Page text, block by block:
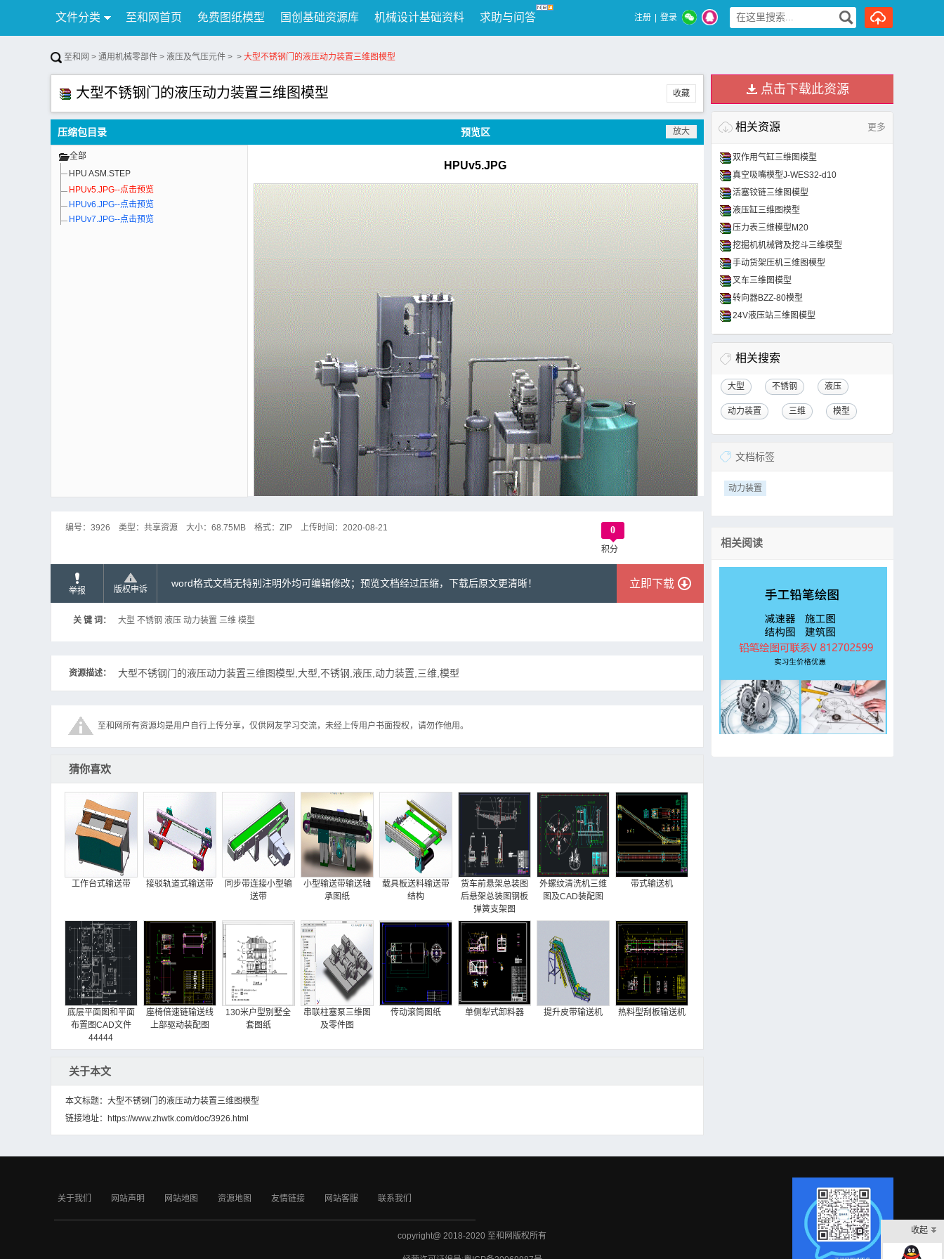
文件分类 至和网首页 免费图纸模型 国创基础资源库 机械设计基础资料 求助与问答
行业资讯 公告 联系我们
注册 登录
至和网 > 通用机械零部件 > 液压及气压元件 > > 大型不锈钢门的液压动力装置三维图模型
大型不锈钢门的液压动力装置三维图模型 收藏
压缩包目录 预览区
全部
HPU ASM.STEP
HPUv5.JPG--点击预览
HPUv6.JPG--点击预览
HPUv7.JPG--点击预览
HPUv5.JPG
编号： 3926 类型： 共享资源 大小： 68.75MB 格式： ZIP 上传时间： 2020-08-21 0
积分
举报 版权申诉
word格式文档无特别注明外均可编辑修改；预览文档经过压缩，下载后原文更清晰！ 立即下载
关 键 词： 大型 不锈钢 液压 动力装置 三维 模型
资源描述： 大型不锈钢门的液压动力装置三维图模型,大型,不锈钢,液压,动力装置,三维,模型
至和网所有资源均是用户自行上传分享，仅供网友学习交流，未经上传用户书面授权，请勿作他用。
猜你喜欢
工作台式输送带 接驳轨道式输送带
同步带连接小型输
送带
小型输送带输送轴
承图纸
载具板送料输送带
结构
货车前悬架总装图
后悬架总装图钢板
弹簧支架图
外螺纹清洗机三维
图及CAD装配图
带式输送机
底层平面图和平面
布置图CAD文件
44444
座椅倍速链输送线
上部驱动装配图
130米户型别墅全
套图纸
串联柱塞泵三维图
及零件图
传动滚筒图纸 单侧犁式卸料器 提升皮带输送机 热料型刮板输送机
关于本文
本文标题：大型不锈钢门的液压动力装置三维图模型
链接地址： https://www.zhwtk.com/doc/3926.html
点击下载此资源
相关资源 更多
双作用气缸三维图模型
真空吸嘴模型J-WES32-d10
活塞铰链三维图模型
液压缸三维图模型
压力表三维模型M20
挖掘机机械臂及挖斗三维模型
手动货架压机三维图模型
叉车三维图模型
转向器BZZ-80模型
24V液压站三维图模型
相关搜索
大型 不锈钢 液压
动力装置 三维 模型
文档标签
动力装置
相关阅读
关于我们 网站声明 网站地图 资源地图 友情链接 网站客服 联系我们
copyright@ 2018-2020 至和网版权所有
收起